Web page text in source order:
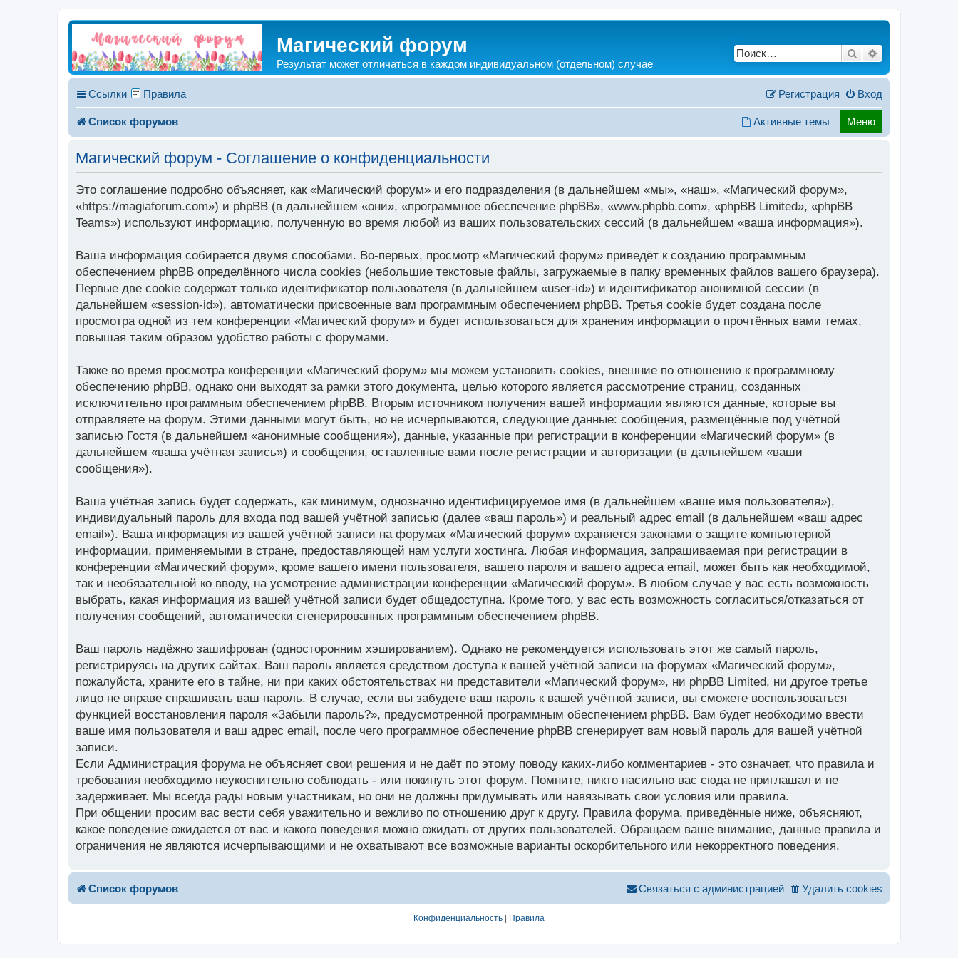
Магический форум
Результат может отличаться в каждом индивидуальном (отдельном) случае
Поиск
Ссылки Правила Вход
Регистрация
Список форумов Активные темы Меню
Магический форум - Соглашение о конфиденциальности
Это соглашение подробно объясняет, как «Магический форум» и его подразделения (в дальнейшем «мы», «наш», «Магический форум»,
«https://magiaforum.com») и phpBB (в дальнейшем «они», «программное обеспечение phpBB», «www.phpbb.com», «phpBB Limited», «phpBB
Teams») используют информацию, полученную во время любой из ваших пользовательских сессий (в дальнейшем «ваша информация»).
Ваша информация собирается двумя способами. Во-первых, просмотр «Магический форум» приведёт к созданию программным
обеспечением phpBB определённого числа cookies (небольшие текстовые файлы, загружаемые в папку временных файлов вашего браузера).
Первые две cookie содержат только идентификатор пользователя (в дальнейшем «user-id») и идентификатор анонимной сессии (в
дальнейшем «session-id»), автоматически присвоенные вам программным обеспечением phpBB. Третья cookie будет создана после
просмотра одной из тем конференции «Магический форум» и будет использоваться для хранения информации о прочтённых вами темах,
повышая таким образом удобство работы с форумами.
Также во время просмотра конференции «Магический форум» мы можем установить cookies, внешние по отношению к программному
обеспечению phpBB, однако они выходят за рамки этого документа, целью которого является рассмотрение страниц, созданных
исключительно программным обеспечением phpBB. Вторым источником получения вашей информации являются данные, которые вы
отправляете на форум. Этими данными могут быть, но не исчерпываются, следующие данные: сообщения, размещённые под учётной
записью Гостя (в дальнейшем «анонимные сообщения»), данные, указанные при регистрации в конференции «Магический форум» (в
дальнейшем «ваша учётная запись») и сообщения, оставленные вами после регистрации и авторизации (в дальнейшем «ваши
сообщения»).
Ваша учётная запись будет содержать, как минимум, однозначно идентифицируемое имя (в дальнейшем «ваше имя пользователя»),
индивидуальный пароль для входа под вашей учётной записью (далее «ваш пароль») и реальный адрес email (в дальнейшем «ваш адрес
email»). Ваша информация из вашей учётной записи на форумах «Магический форум» охраняется законами о защите компьютерной
информации, применяемыми в стране, предоставляющей нам услуги хостинга. Любая информация, запрашиваемая при регистрации в
конференции «Магический форум», кроме вашего имени пользователя, вашего пароля и вашего адреса email, может быть как необходимой,
так и необязательной ко вводу, на усмотрение администрации конференции «Магический форум». В любом случае у вас есть возможность
выбрать, какая информация из вашей учётной записи будет общедоступна. Кроме того, у вас есть возможность согласиться/отказаться от
получения сообщений, автоматически сгенерированных программным обеспечением phpBB.
Ваш пароль надёжно зашифрован (односторонним хэшированием). Однако не рекомендуется использовать этот же самый пароль,
регистрируясь на других сайтах. Ваш пароль является средством доступа к вашей учётной записи на форумах «Магический форум»,
пожалуйста, храните его в тайне, ни при каких обстоятельствах ни представители «Магический форум», ни phpBB Limited, ни другое третье
лицо не вправе спрашивать ваш пароль. В случае, если вы забудете ваш пароль к вашей учётной записи, вы сможете воспользоваться
функцией восстановления пароля «Забыли пароль?», предусмотренной программным обеспечением phpBB. Вам будет необходимо ввести
ваше имя пользователя и ваш адрес email, после чего программное обеспечение phpBB сгенерирует вам новый пароль для вашей учётной
записи.
Если Администрация форума не объясняет свои решения и не даёт по этому поводу каких-либо комментариев - это означает, что правила и
требования необходимо неукоснительно соблюдать - или покинуть этот форум. Помните, никто насильно вас сюда не приглашал и не
задерживает. Мы всегда рады новым участникам, но они не должны придумывать или навязывать свои условия или правила.
При общении просим вас вести себя уважительно и вежливо по отношению друг к другу. Правила форума, приведённые ниже, объясняют,
какое поведение ожидается от вас и какого поведения можно ожидать от других пользователей. Обращаем ваше внимание, данные правила и
ограничения не являются исчерпывающими и не охватывают все возможные варианты оскорбительного или некорректного поведения.
Список форумов Удалить cookies
Связаться с администрацией
Конфиденциальность Правила